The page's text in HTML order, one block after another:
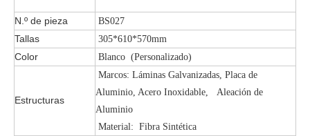
N.º de pieza BS027
Tallas 305*610*570mm
Color Blanco (Personalizado)
Estructuras
Marcos: Láminas Galvanizadas, Placa de
Aluminio, Acero Inoxidable, Aleación de
Aluminio
Material: Fibra Sintética